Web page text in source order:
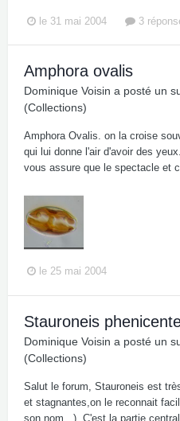
le 31 mai 2004 3
Amphora ovalis
Dominique Voisin a posté un
(Collections)
Amphora Ovalis. on la croise
qui lui donne l'air d'avoir des
vous assure que le spectacle et
le 25 mai 2004
Stauroneis
Dominique Voisin a posté un
(Collections)
Salut le forum, Stauroneis est
et stagnantes,on le reconnait
son nom...). C'est la partie